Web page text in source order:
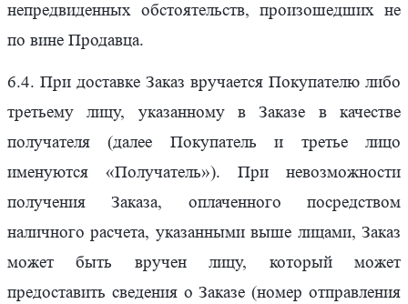
непредвиденных обстоятельств, произошедших не
по вине Продавца.
6.4. При доставке Заказ вручается Покупателю либо
третьему лицу, указанному в Заказе в качестве
получателя (далее Покупатель и третье лицо
именуются «Получатель»). При невозможности
получения Заказа, оплаченного посредством
наличного расчета, указанными выше лицами, Заказ
может быть вручен лицу, который может
предоставить сведения о Заказе (номер отправления